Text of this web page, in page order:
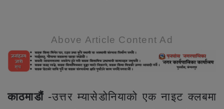
Above Article Content Ad
काठमाडौं-उत्तर म्यासेडोनियाको एक नाइट क्लबमा